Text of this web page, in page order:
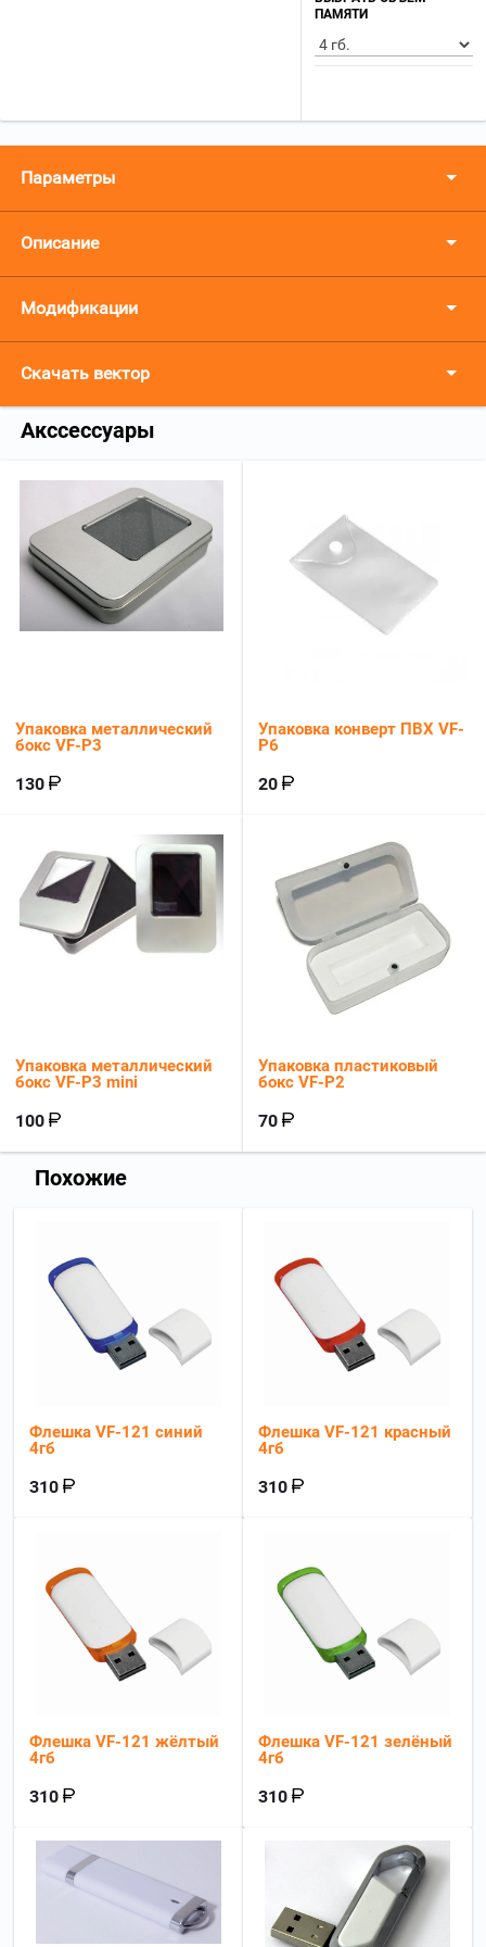
ПАМЯТИ
Параметры
Описание
Модификации
Скачать вектор
Акссессуары
Упаковка металлический
бокс VF-P3
130
Упаковка конверт ПВХ VF-
P6
20
Упаковка металлический
бокс VF-P3 mini
100
Упаковка пластиковый
бокс VF-P2
70
Похожие
Флешка VF-121 синий
4гб
310
Флешка VF-121 красный
4гб
310
Флешка VF-121 жёлтый
4гб
310
Флешка VF-121 зелёный
4гб
310